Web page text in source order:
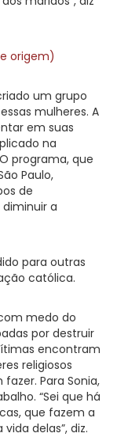
origem)
um grupo
mulheres. A
em suas
na
programa, que
Paulo,
de
a
para outras
católica.
medo do
por destruir
encontram
religiosos
Para Sonia,
“Sei que há
que fazem a
delas”, diz.